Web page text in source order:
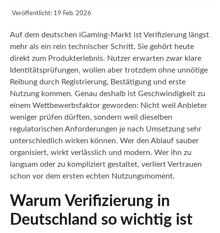
Veröffentlicht: 19 Feb. 2026
Auf dem deutschen iGaming-Markt ist Verifizierung längst
mehr als ein rein technischer Schritt. Sie gehört heute
direkt zum Produkterlebnis. Nutzer erwarten zwar klare
Identitätsprüfungen, wollen aber trotzdem ohne unnötige
Reibung durch Registrierung, Bestätigung und erste
Nutzung kommen. Genau deshalb ist Geschwindigkeit zu
einem Wettbewerbsfaktor geworden: Nicht weil Anbieter
weniger prüfen dürften, sondern weil dieselben
regulatorischen Anforderungen je nach Umsetzung sehr
unterschiedlich wirken können. Wer den Ablauf sauber
organisiert, wirkt verlässlich und modern. Wer ihn zu
langsam oder zu kompliziert gestaltet, verliert Vertrauen
schon vor dem ersten echten Nutzungsmoment.
Warum Verifizierung in
Deutschland so wichtig ist